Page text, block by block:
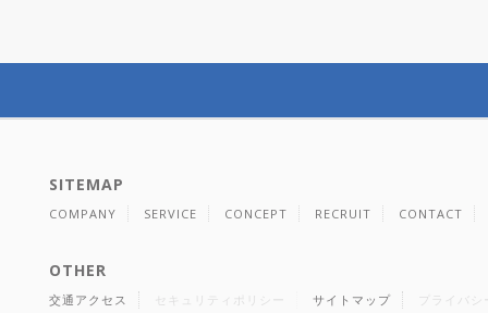
SITEMAP
COMPANY SERVICE CONCEPT RECRUIT CONTACT
OTHER
交通アクセス セキュリティポリシー サイトマップ プライバ